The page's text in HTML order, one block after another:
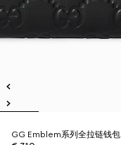
GG Emblem系列全拉链钱包